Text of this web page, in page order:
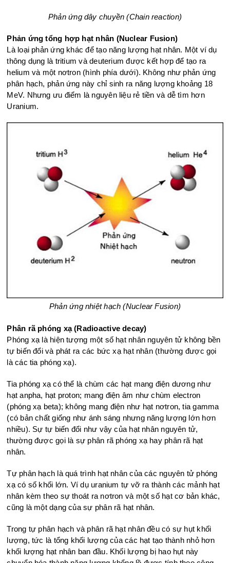
Phản ứng dây chuyền (Chain reaction)​
Phản ứng tổng hợp hạt nhân (Nuclear Fusion)
Là loại phản ứng khác để tạo năng lượng hạt nhân. Một ví dụ
thông dụng là tritium và deuterium được kết hợp để tạo ra
helium và một nơtron (hình phía dưới). Không như phản ứng
phân hạch, phản ứng này chỉ sinh ra năng lượng khoảng 18
MeV. Nhưng ưu điểm là nguyên liệu rẻ tiền và dễ tìm hơn
Uranium.
Phản ứng nhiệt hạch (Nuclear Fusion)​
Phân rã phóng xạ (Radioactive decay)
Phóng xạ là hiện tượng một số hạt nhân nguyên tử không bền
tự biến đổi và phát ra các bức xạ hạt nhân (thường được gọi
là các tia phóng xạ).
Tia phóng xạ có thể là chùm các hạt mang điện dương như
hạt anpha, hạt proton; mang điện âm như chùm electron
(phóng xạ beta); không mang điện như hạt nơtron, tia gamma
(có bản chất giống như ánh sáng nhưng năng lượng lớn hơn
nhiều). Sự tự biến đổi như vậy của hạt nhân nguyên tử,
thường được gọi là sự phân rã phóng xạ hay phân rã hạt
nhân.
Tự phân hạch là quá trình hạt nhân của các nguyên tử phóng
xạ có số khối lớn. Ví dụ uranium tự vỡ ra thành các mảnh hạt
nhân kèm theo sự thoát ra nơtron và một số hạt cơ bản khác,
cũng là một dạng của sự phân rã hạt nhân.
Trong tự phân hạch và phân rã hạt nhân đều có sự hụt khối
lượng, tức là tổng khối lượng của các hạt tạo thành nhỏ hơn
khối lượng hạt nhân ban đầu. Khối lượng bị hao hụt này